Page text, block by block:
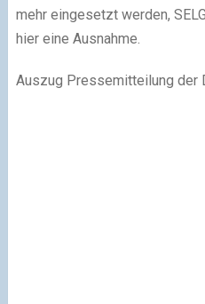
mehr eingesetzt werden,
hier eine Ausnahme.
Auszug Pressemitteilung der